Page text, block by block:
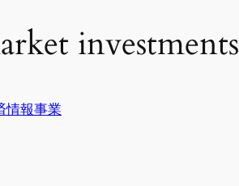
investments
情報事業